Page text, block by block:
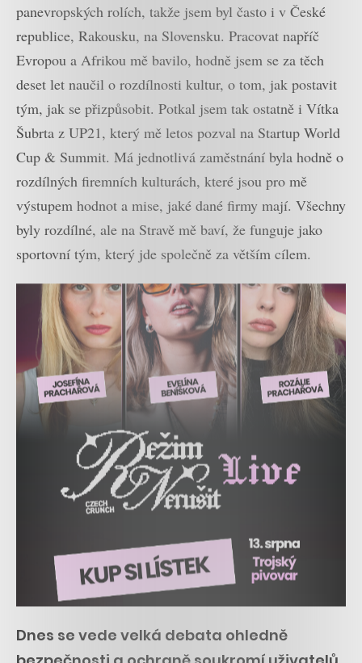
panevropských rolích, takže jsem byl často i v České
republice, Rakousku, na Slovensku. Pracovat napříč
Evropou a Afrikou mě bavilo, hodně jsem se za těch
deset let naučil o rozdílnosti kultur, o tom, jak postavit
tým, jak se přizpůsobit. Potkal jsem tak ostatně i Vítka
Šubrta z UP21, který mě letos pozval na Startup World
Cup & Summit. Má jednotlivá zaměstnání byla hodně o
rozdílných firemních kulturách, které jsou pro mě
výstupem hodnot a mise, jaké dané firmy mají. Všechny
byly rozdílné, ale na Stravě mě baví, že funguje jako
sportovní tým, který jde společně za větším cílem.
Dnes se vede velká debata ohledně